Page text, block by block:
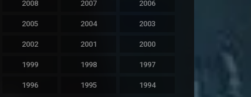
2008 2007 2006
2005 2004 2003
2002 2001 2000
1999 1998 1997
1996 1995 1994